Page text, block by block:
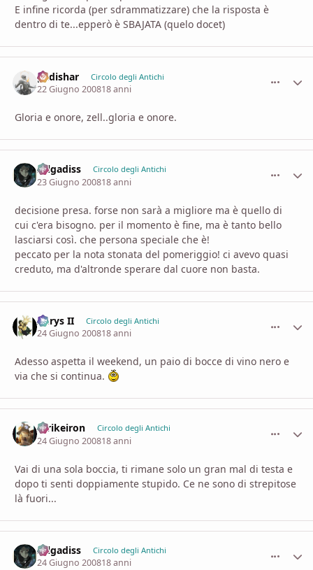
E infine ricorda (per sdrammatizzare) che la risposta è
dentro di te...epperò è SBAJATA (quelo docet)
padishar Circolo degli Antichi
22 Giugno 200818 anni
Gloria e onore, zell..gloria e onore.
zelgadiss Circolo degli Antichi
23 Giugno 200818 anni
decisione presa. forse non sarà a migliore ma è quello di
cui c'era bisogno. per il momento è fine, ma è tanto bello
lasciarsi così. che persona speciale che è!
peccato per la nota stonata del pomeriggio! ci avevo quasi
creduto, ma d'altronde sperare dal cuore non basta.
Aerys II Circolo degli Antichi
24 Giugno 200818 anni
Adesso aspetta il weekend, un paio di bocce di vino nero e
via che si continua.
Strikeiron Circolo degli Antichi
24 Giugno 200818 anni
Vai di una sola boccia, ti rimane solo un gran mal di testa e
dopo ti senti doppiamente stupido. Ce ne sono di strepitose
là fuori...
zelgadiss Circolo degli Antichi
24 Giugno 200818 anni